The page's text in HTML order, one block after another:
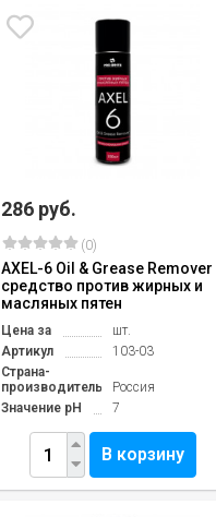
286 руб.
(0)
AXEL-6 Oil & Grease Remover
средство против жирных и
масляных пятен
Цена за
шт.
Артикул
103-03
Страна-
производитель
Россия
Значение pH
7
В корзину